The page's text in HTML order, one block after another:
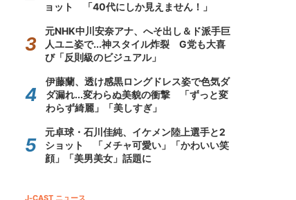
ョット 「40代にしか見えません！」
元NHK中川安奈アナ、へそ出し＆ド派手巨
人ユニ姿で...神スタイル炸裂 G党も大喜
び「反則級のビジュアル」
伊藤蘭、透け感黒ロングドレス姿で色気ダ
ダ漏れ...変わらぬ美貌の衝撃 「ずっと変
わらず綺麗」「美しすぎ」
元卓球・石川佳純、イケメン陸上選手と2
ショット 「メチャ可愛い」「かわいい笑
顔」「美男美女」話題に
J-CAST ニュース